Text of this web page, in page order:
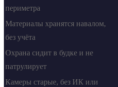
периметра
Материалы хранятся навалом,
без учёта
Охрана сидит в будке и не
патрулирует
Камеры старые, без ИК или